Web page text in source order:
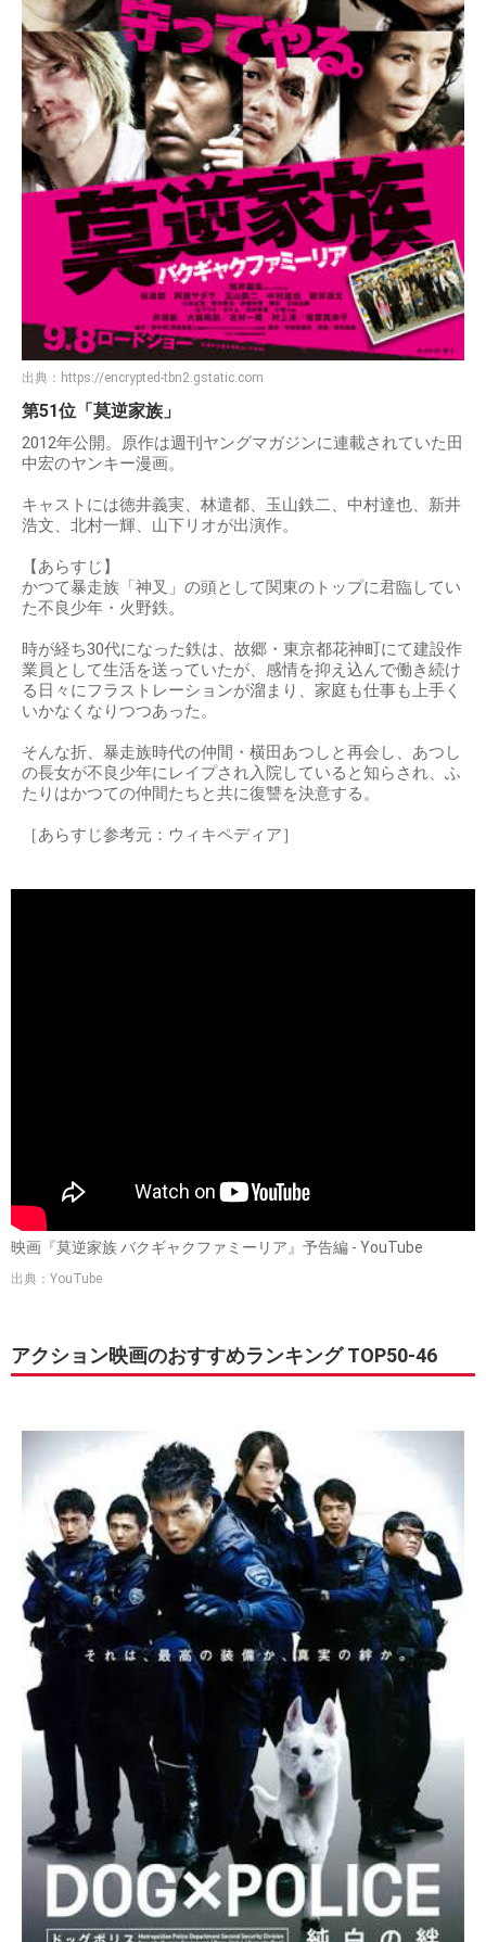
出典： https://encrypted-tbn2.gstatic.com
第51位「莫逆家族」
2012年公開。原作は週刊ヤングマガジンに連載されていた田
中宏のヤンキー漫画。
キャストには徳井義実、林遣都、玉山鉄二、中村達也、新井
浩文、北村一輝、山下リオが出演作。
【あらすじ】
かつて暴走族「神叉」の頭として関東のトップに君臨してい
た不良少年・火野鉄。
時が経ち30代になった鉄は、故郷・東京都花神町にて建設作
業員として生活を送っていたが、感情を抑え込んで働き続け
る日々にフラストレーションが溜まり、家庭も仕事も上手く
いかなくなりつつあった。
そんな折、暴走族時代の仲間・横田あつしと再会し、あつし
の長女が不良少年にレイプされ入院していると知らされ、ふ
たりはかつての仲間たちと共に復讐を決意する。
［あらすじ参考元：ウィキペディア］
映画『莫逆家族 バクギャクファミーリア』予告編 - YouTube
出典：YouTube
アクション映画のおすすめランキング TOP50-46